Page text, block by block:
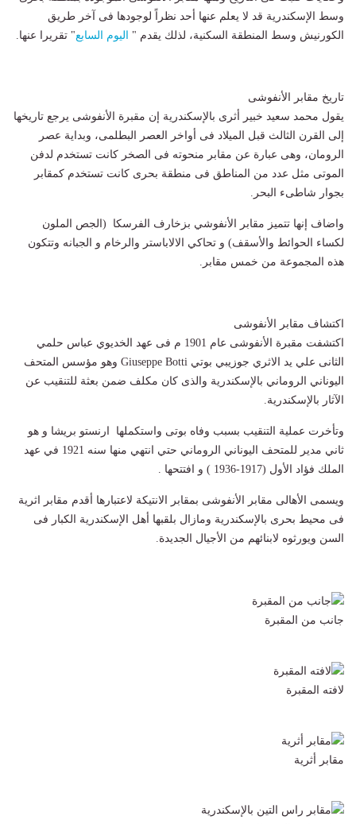
وسط الإسكندرية قد لا يعلم عنها أحد نظراً لوجودها فى آخر طريق
الكورنيش وسط المنطقة السكنية، لذلك يقدم "
اليوم السابع" تقريرا عنها.
تاريخ مقابر الأنفوشى
يقول محمد سعيد خبير أثرى بالإسكندرية إن مقبرة الأنفوشى يرجع تاريخها
إلى القرن الثالث قبل الميلاد فى أواخر العصر البطلمى، وبداية عصر
الرومان، وهى عبارة عن مقابر منحوته فى الصخر كانت تستخدم لدفن
الموتى مثل عدد من المناطق فى منطقة بحرى كانت تستخدم كمقابر
بجوار شاطىء البحر.
واضاف إنها تتميز مقابر الأنفوشي بزخارف الفرسكا (الجص الملون
لكساء الحوائط والأسقف) و تحاكي الالاباستر والرخام و الجبانه وتتكون
هذه المجموعة من خمس مقابر.
اكتشاف مقابر الأنفوشى
اكتشفت مقبرة الأنفوشى عام 1901 م فى عهد الخديوي عباس حلمي
الثانى علي يد الاثري جوزيبي بوتي Giuseppe Botti وهو مؤسس المتحف
اليوناني الروماني بالإسكندرية والذى كان مكلف ضمن بعثة للتنقيب عن
الآثار بالإسكندرية.
وتأخرت عملية التنقيب بسبب وفاه بوتى واستكملها ارنستو بريشا و هو
ثاني مدير للمتحف اليوناني الروماني حتي انتهي منها سنه 1921 في عهد
الملك فؤاد الأول (1917-1936 ) و افتتحها .
ويسمى الأهالى مقابر الأنفوشى بمقابر الانتيكة لاعتبارها أقدم مقابر اثرية
فى محيط بحرى بالإسكندرية ومازال بلقبها أهل الإسكندرية الكبار فى
السن ويورثوه لابنائهم من الأجيال الجديدة.
جانب من المقبرة
لافته المقبرة
مقابر أثرية